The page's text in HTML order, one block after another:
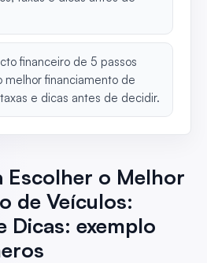
financeiro de 5 passos
melhor financiamento de
e dicas antes de decidir.
Escolher o Melhor
de Veículos:
Dicas: exemplo